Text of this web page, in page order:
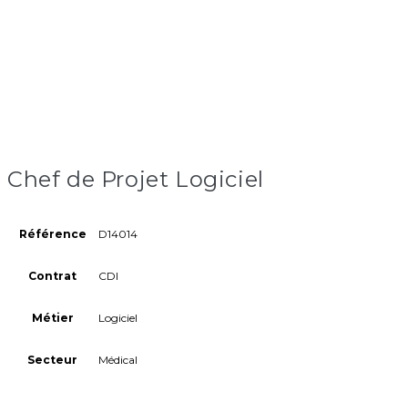
Chef de Projet Logiciel
Référence D14014
Contrat CDI
Métier Logiciel
Secteur Médical